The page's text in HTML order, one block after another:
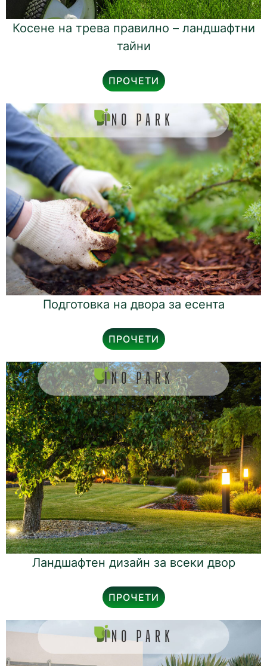
Косене на трева правилно – ландшафтни
тайни
ПРОЧЕТИ
Подготовка на двора за есента
ПРОЧЕТИ
Ландшафтен дизайн за всеки двор
ПРОЧЕТИ